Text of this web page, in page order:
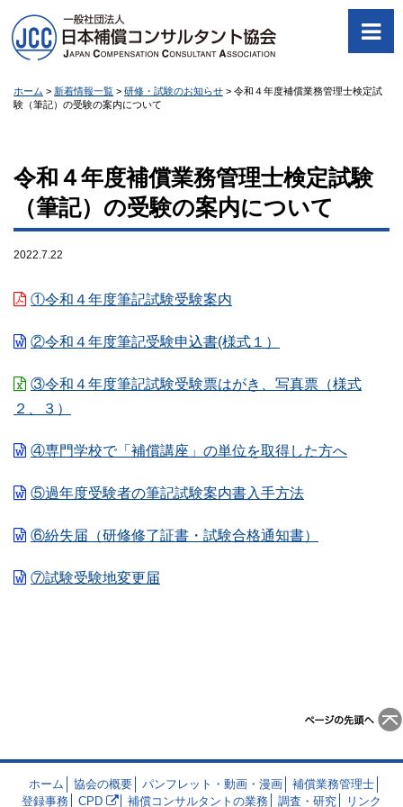
ホーム > 新着情報一覧 > 研修・試験のお知らせ > 令和４年度補償業務管理士検定試
験（筆記）の受験の案内について
令和４年度補償業務管理士検定試験
（筆記）の受験の案内について
2022.7.22
①令和４年度筆記試験受験案内
②令和４年度筆記受験申込書(様式１）
③令和４年度筆記試験受験票はがき、写真票（様式
２、３）
④専門学校で「補償講座」の単位を取得した方へ
⑤過年度受験者の筆記試験案内書入手方法
⑥紛失届（研修修了証書・試験合格通知書）
⑦試験受験地変更届
ホーム 協会の概要 パンフレット・動画・漫画
補償業務管理士
登録事務
CPD 補償コンサルタントの業務 調査・研究 リンク